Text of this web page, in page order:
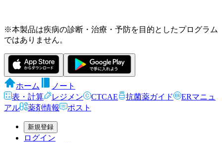
※本製品は疾病の診断・治療・予防を目的としたプログラム
ではありません。
ホーム
ノート
表・計算
レジメン CTCAE 抗菌薬ガイド
ERマニュ
アル
薬剤情報 ポスト
新規登録
ログイン